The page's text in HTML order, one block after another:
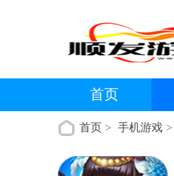
首页
首页 > 手机游戏 >